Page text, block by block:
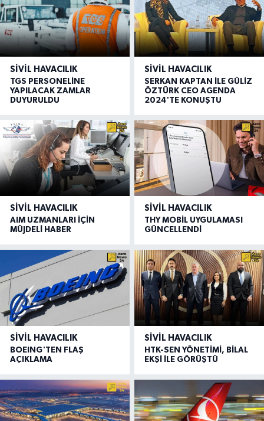
SIVIL HAVACILIK
TGS PERSONELİNE
YAPILACAK ZAMLAR
DUYURULDU
SIVIL HAVACILIK
SERKAN KAPTAN İLE GÜLİZ
ÖZTÜRK CEO AGENDA
2024'TE KONUŞTU
SIVIL HAVACILIK
AIM UZMANLARI İÇİN
MÜJDELİ HABER
SIVIL HAVACILIK
THY MOBİL UYGULAMASI
GÜNCELLENDİ
SIVIL HAVACILIK
BOEING'TEN FLAŞ
AÇIKLAMA
SIVIL HAVACILIK
HTK-SEN YÖNETİMİ, BİLAL
EKŞİ İLE GÖRÜŞTÜ